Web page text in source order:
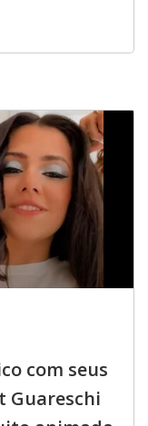
com seus
Guareschi